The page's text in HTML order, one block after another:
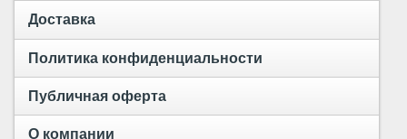
Доставка
Политика конфиденциальности
Публичная оферта
О компании